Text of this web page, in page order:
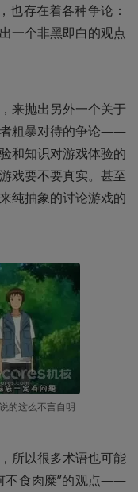
也存在着各种争论：
一个非黑即白的观点
来抛出另外一个关于
者粗暴对待的争论——
和知识对游戏体验的
戏要不要真实。甚至
纯抽象的讨论游戏的
的这么不言自明
所以很多术语也可能
不食肉糜”的观点——